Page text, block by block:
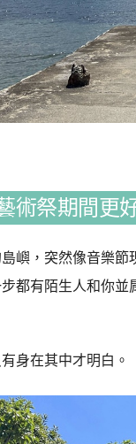
術祭期間更
嶼，突然像音樂
都有陌生人和你
身在其中才明白。